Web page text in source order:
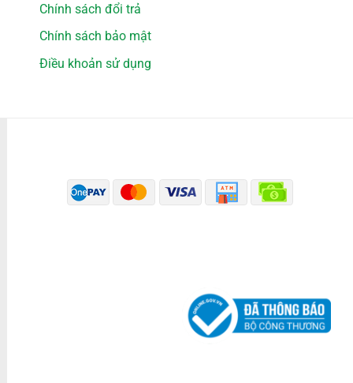
Chính sách đổi trả
Chính sách bảo mật
Điều khoản sử dụng